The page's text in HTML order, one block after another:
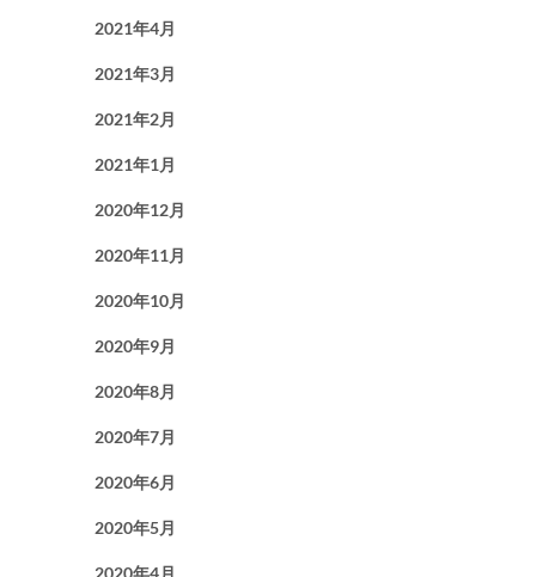
2021年4月
2021年3月
2021年2月
2021年1月
2020年12月
2020年11月
2020年10月
2020年9月
2020年8月
2020年7月
2020年6月
2020年5月